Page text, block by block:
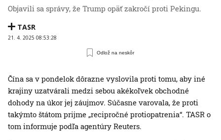
Objavili sa správy, že Trump opäť zakročí proti Pekingu.
TASR
21. 4. 2025 08:53:28
Odlož na neskôr
Čína sa v pondelok dôrazne vyslovila proti tomu, aby iné
krajiny uzatvárali medzi sebou akékoľvek obchodné
dohody na úkor jej záujmov. Súčasne varovala, že proti
takýmto štátom prijme „recipročné protiopatrenia“. TASR o
tom informuje podľa agentúry Reuters.